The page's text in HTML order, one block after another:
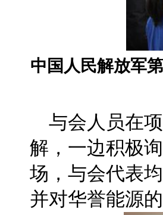
中国人民解放军第
与会人员在
解，一边积极
场，与会代表
并对华誉能源